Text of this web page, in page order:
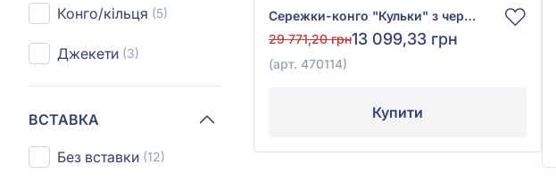
Конго/кільця (5)
Джекети (3)
ВСТАВКА
Без вставки (12)
Сережки-конго "Кульки" з червоного золота 585°, без вставки, арт. 470114
29 771,20 грн13 099,33 грн
(арт. 470114)
Купити